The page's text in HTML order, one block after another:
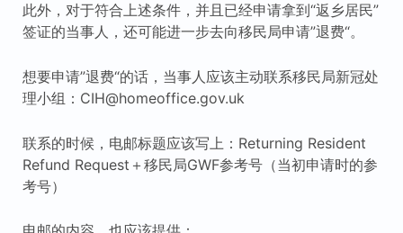
此外，对于符合上述条件，并且已经申请拿到“返乡居民”
签证的当事人，还可能进一步去向移民局申请”退费“。
想要申请”退费“的话，当事人应该主动联系移民局新冠处
理小组：CIH@homeoffice.gov.uk
联系的时候，电邮标题应该写上：Returning Resident
Refund Request＋移民局GWF参考号（当初申请时的参
考号）